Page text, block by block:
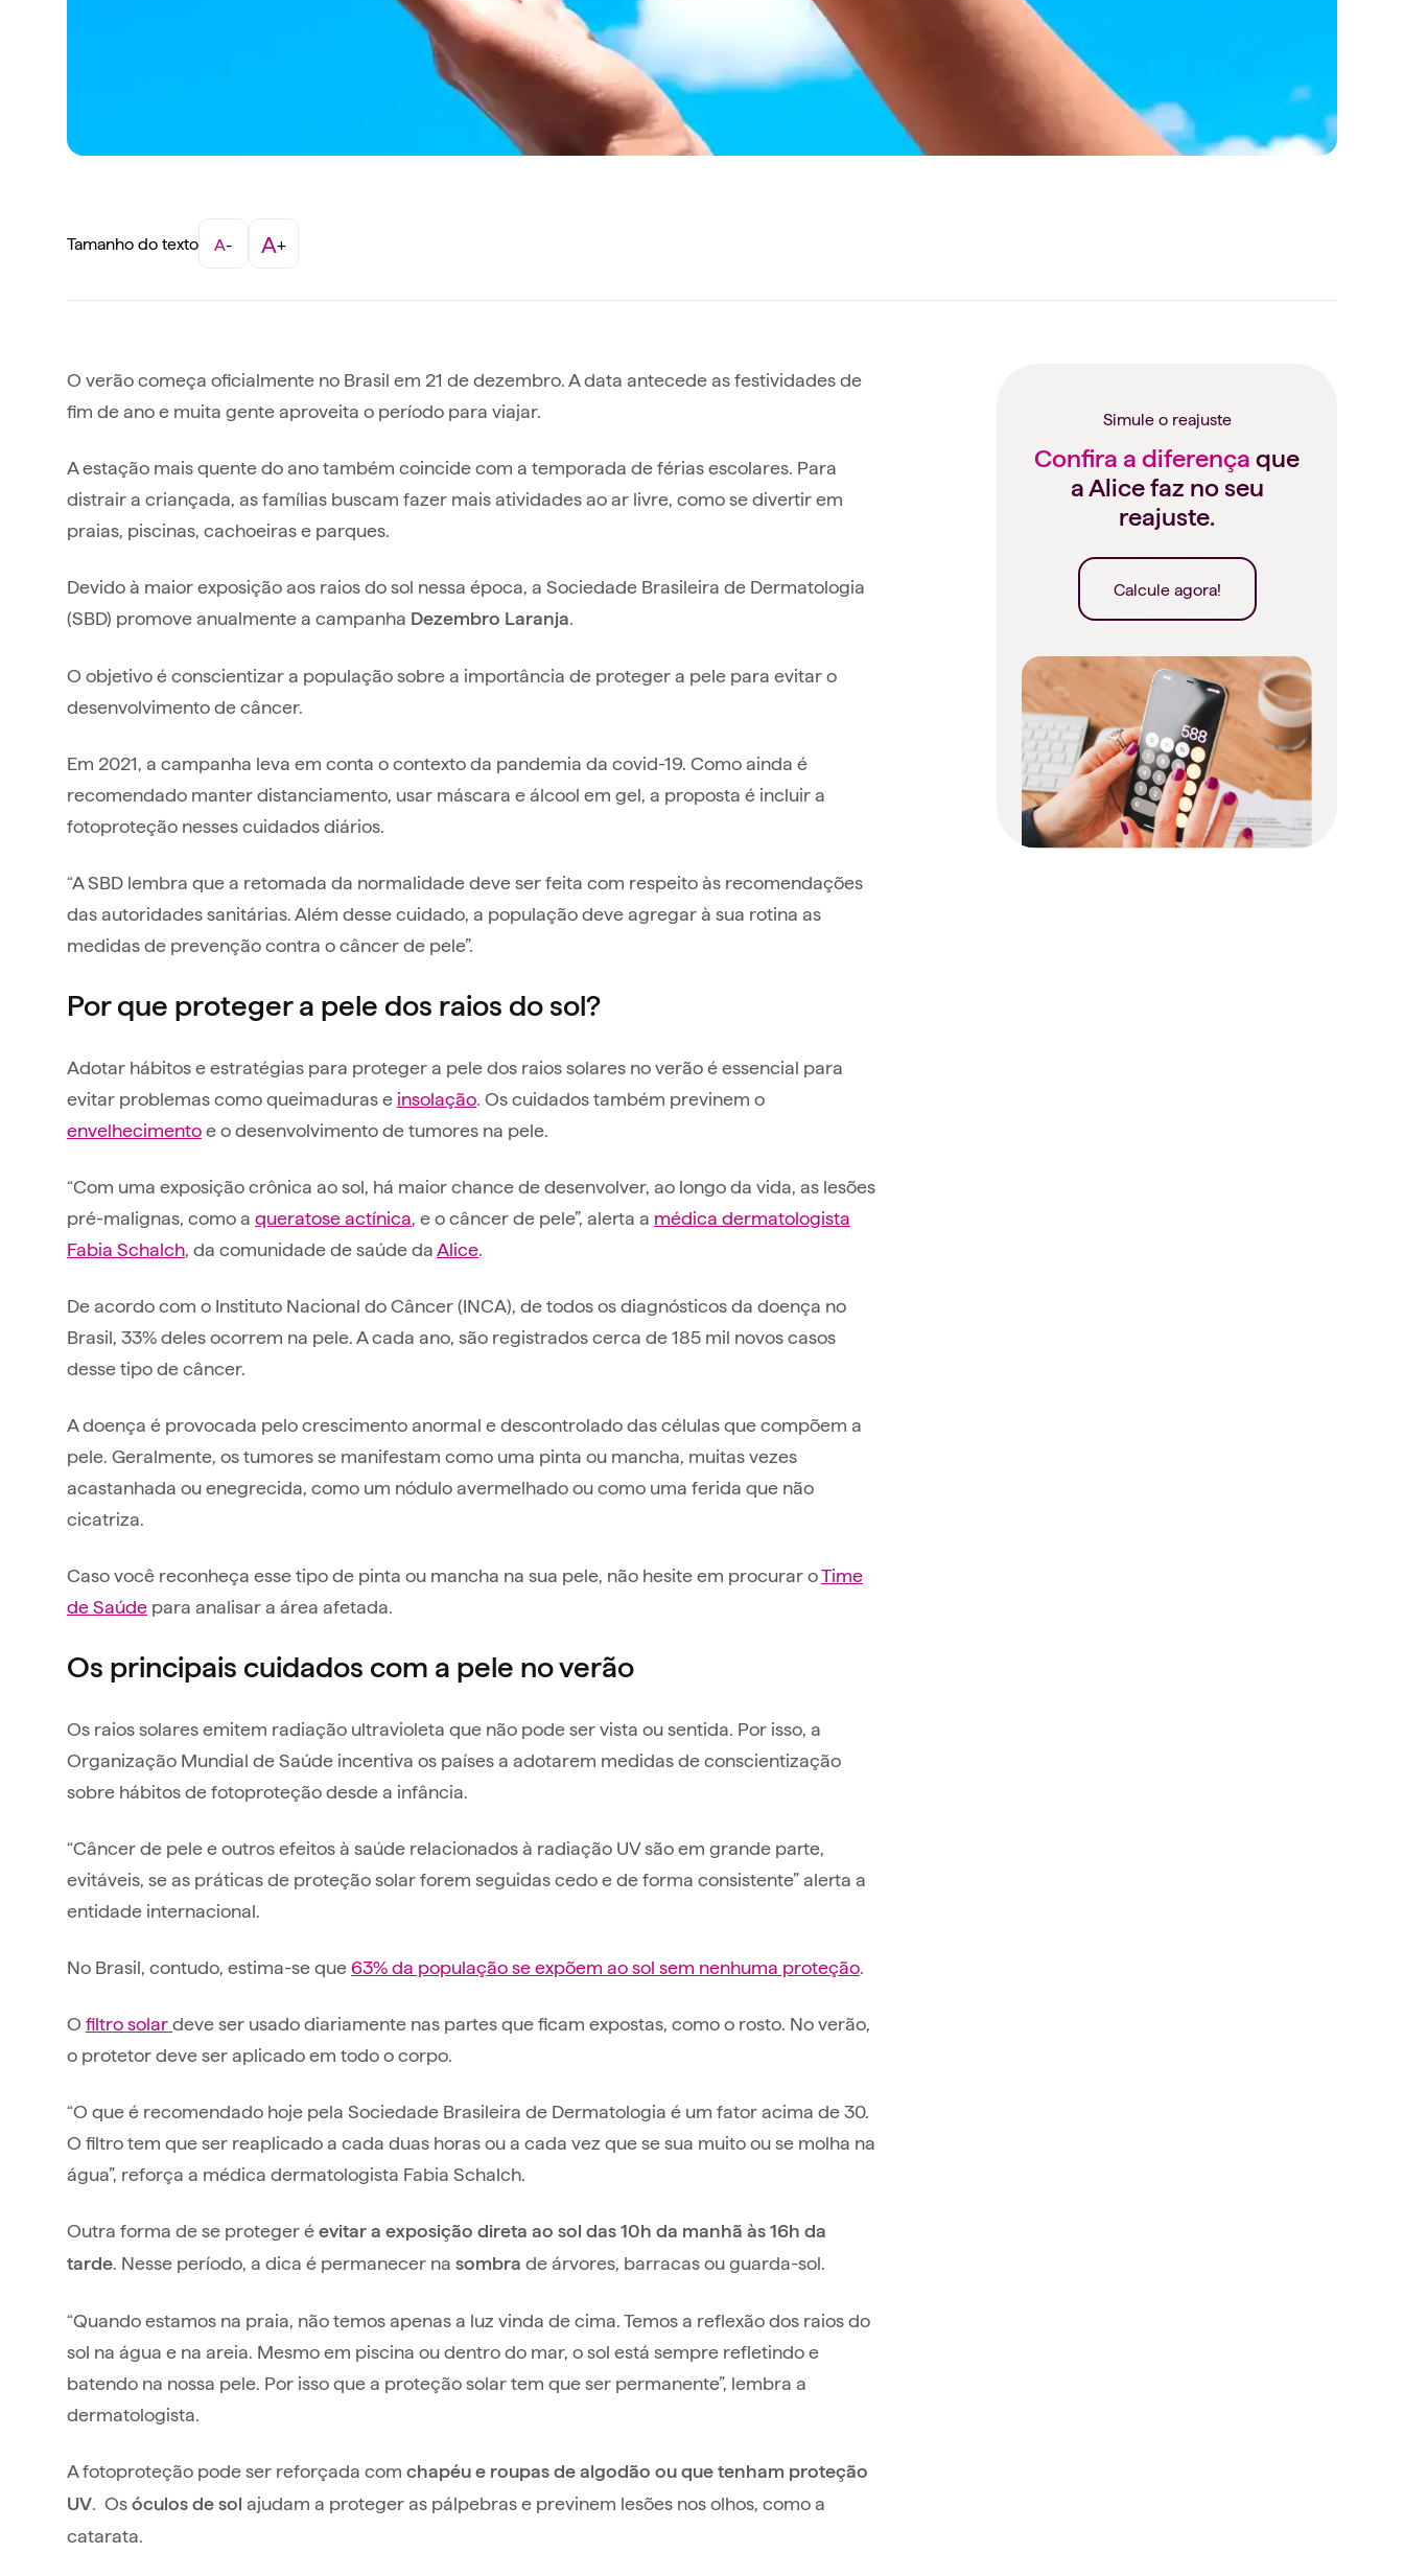
Tamanho do texto A- A+
O verão começa oficialmente no Brasil em 21 de dezembro. A data antecede as festividades de
fim de ano e muita gente aproveita o período para viajar.
A estação mais quente do ano também coincide com a temporada de férias escolares. Para
distrair a criançada, as famílias buscam fazer mais atividades ao ar livre, como se divertir em
praias, piscinas, cachoeiras e parques.
Devido à maior exposição aos raios do sol nessa época, a Sociedade Brasileira de Dermatologia
(SBD) promove anualmente a campanha Dezembro Laranja.
O objetivo é conscientizar a população sobre a importância de proteger a pele para evitar o
desenvolvimento de câncer.
Em 2021, a campanha leva em conta o contexto da pandemia da covid-19. Como ainda é
recomendado manter distanciamento, usar máscara e álcool em gel, a proposta é incluir a
fotoproteção nesses cuidados diários.
“A SBD lembra que a retomada da normalidade deve ser feita com respeito às recomendações
das autoridades sanitárias. Além desse cuidado, a população deve agregar à sua rotina as
medidas de prevenção contra o câncer de pele”.
Por que proteger a pele dos raios do sol?
Adotar hábitos e estratégias para proteger a pele dos raios solares no verão é essencial para
evitar problemas como queimaduras e insolação. Os cuidados também previnem o
envelhecimentoe o desenvolvimento de tumores na pele.
“Com uma exposição crônica ao sol, há maior chance de desenvolver, ao longo da vida, as lesões
pré-malignas, como a queratose actínica, e o câncer de pele”, alerta a médica dermatologista
Fabia Schalch, da comunidade de saúde daAlice.
De acordo com o Instituto Nacional do Câncer (INCA), de todos os diagnósticos da doença no
Brasil, 33% deles ocorrem na pele. A cada ano, são registrados cerca de 185 mil novos casos
desse tipo de câncer.
A doença é provocada pelo crescimento anormal e descontrolado das células que compõem a
pele. Geralmente, os tumores se manifestam como uma pinta ou mancha, muitas vezes
acastanhada ou enegrecida, como um nódulo avermelhado ou como uma ferida que não
cicatriza.
Caso você reconheça esse tipo de pinta ou mancha na sua pele, não hesite em procurar oTime
de Saúde para analisar a área afetada.
Os principais cuidados com a pele no verão
Os raios solares emitem radiação ultravioleta que não pode ser vista ou sentida. Por isso, a
Organização Mundial de Saúde incentiva os países a adotarem medidas de conscientização
sobre hábitos de fotoproteção desde a infância.
“Câncer de pele e outros efeitos à saúde relacionados à radiação UV são em grande parte,
evitáveis, se as práticas de proteção solar forem seguidas cedo e de forma consistente” alerta a
entidade internacional.
No Brasil, contudo, estima-se que63% da população se expõem ao sol sem nenhuma proteção.
O filtro solardeve ser usado diariamente nas partes que ficam expostas, como o rosto. No verão,
o protetor deve ser aplicado em todo o corpo.
“O que é recomendado hoje pela Sociedade Brasileira de Dermatologia é um fator acima de 30.
O filtro tem que ser reaplicado a cada duas horas ou a cada vez que se sua muito ou se molha na
água”, reforça a médica dermatologista Fabia Schalch.
Outra forma de se proteger é evitar a exposição direta ao sol das 10h da manhã às 16h da
tarde. Nesse período, a dica é permanecer na sombra de árvores, barracas ou guarda-sol.
“Quando estamos na praia, não temos apenas a luz vinda de cima. Temos a reflexão dos raios do
sol na água e na areia. Mesmo em piscina ou dentro do mar, o sol está sempre refletindo e
batendo na nossa pele. Por isso que a proteção solar tem que ser permanente”, lembra a
dermatologista.
A fotoproteção pode ser reforçada com chapéu e roupas de algodão ou que tenham proteção
UV. Os óculos de sol ajudam a proteger as pálpebras e previnem lesões nos olhos, como a
catarata.
Simule o reajuste
Confira a diferença que
a Alice faz no seu
reajuste.
Calcule agora!